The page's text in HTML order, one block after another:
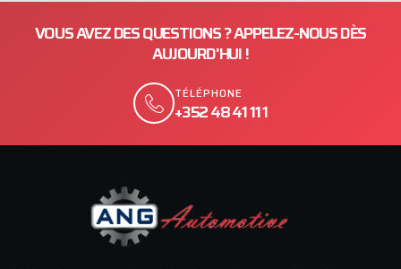
VOUS AVEZ DES QUESTIONS ? APPELEZ-NOUS DÈS
AUJOURD'HUI !
TÉLÉPHONE
+352 48 41 11 1